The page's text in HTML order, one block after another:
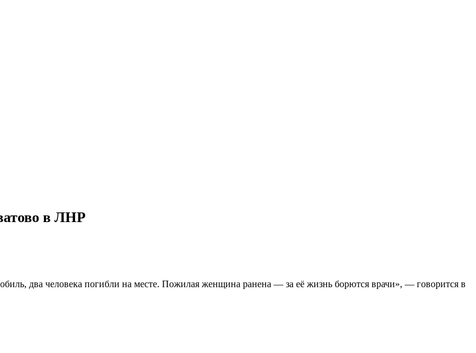
в ЛНР
два человека погибли на месте. Пожилая женщина ранена — за её жизнь борются врачи», — говорится в